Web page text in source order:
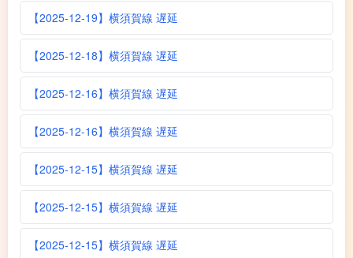
【2025-12-19】横須賀線 遅延
【2025-12-18】横須賀線 遅延
【2025-12-16】横須賀線 遅延
【2025-12-16】横須賀線 遅延
【2025-12-15】横須賀線 遅延
【2025-12-15】横須賀線 遅延
【2025-12-15】横須賀線 遅延